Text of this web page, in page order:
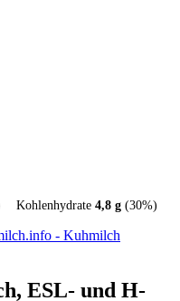
Kohlenhydrate 4,8 g (30%)
- Kuhmilch
ESL- und H-